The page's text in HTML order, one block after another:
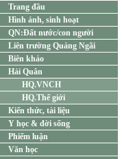
Trang đầu
Hình ảnh, sinh hoạt
QN:Đất nước/con người
Liên trường Quảng Ngãi
Biên khảo
Hải Quân
HQ.VNCH
HQ.Thế giới
Kiến thức, tài liệu
Y học & đời sống
Phiếm luận
Văn học